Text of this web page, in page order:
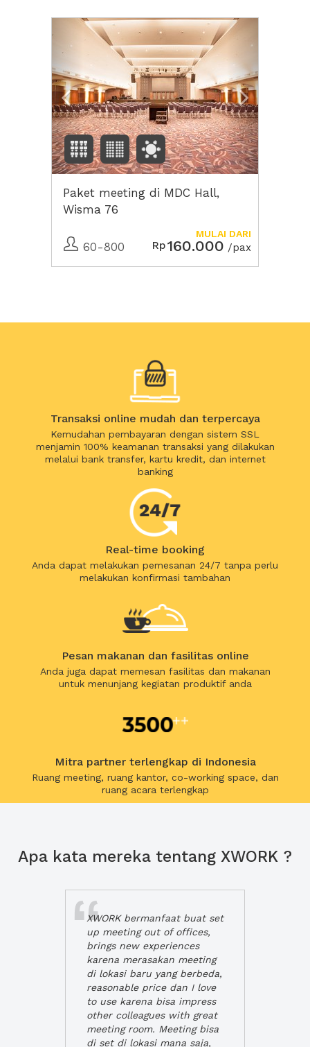
Previous
Paket meeting di MDC Hall,
Wisma 76
60-800 Rp160.000 /pax
MULAI DARI
Transaksi online mudah dan terpercaya
Kemudahan pembayaran dengan sistem SSL
menjamin 100% keamanan transaksi yang dilakukan
melalui bank transfer, kartu kredit, dan internet
banking
Real-time booking
Anda dapat melakukan pemesanan 24/7 tanpa perlu
melakukan konfirmasi tambahan
Pesan makanan dan fasilitas online
Anda juga dapat memesan fasilitas dan makanan
untuk menunjang kegiatan produktif anda
Mitra partner terlengkap di Indonesia
Ruang meeting, ruang kantor, co-working space, dan
ruang acara terlengkap
Apa kata mereka tentang XWORK ?
XWORK bermanfaat buat set
up meeting out of offices,
brings new experiences
karena merasakan meeting
di lokasi baru yang berbeda,
reasonable price dan I love
to use karena bisa impress
other colleagues with great
meeting room. Meeting bisa
di set di lokasi mana saja,